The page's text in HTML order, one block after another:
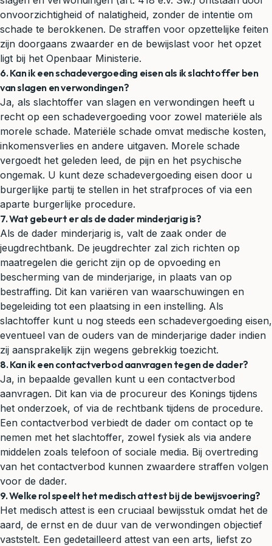
onvoorzichtigheid of nalatigheid, zonder de intentie om
schade te berokkenen. De straffen voor opzettelijke feiten
zijn doorgaans zwaarder en de bewijslast voor het opzet
ligt bij het Openbaar Ministerie.
6. Kan ik een schadevergoeding eisen als ik slachtoffer ben
van slagen en verwondingen?
Ja, als slachtoffer van slagen en verwondingen heeft u
recht op een schadevergoeding voor zowel materiële als
morele schade. Materiële schade omvat medische kosten,
inkomensverlies en andere uitgaven. Morele schade
vergoedt het geleden leed, de pijn en het psychische
ongemak. U kunt deze schadevergoeding eisen door u
burgerlijke partij te stellen in het strafproces of via een
aparte burgerlijke procedure.
7. Wat gebeurt er als de dader minderjarig is?
Als de dader minderjarig is, valt de zaak onder de
jeugdrechtbank. De jeugdrechter zal zich richten op
maatregelen die gericht zijn op de opvoeding en
bescherming van de minderjarige, in plaats van op
bestraffing. Dit kan variëren van waarschuwingen en
begeleiding tot een plaatsing in een instelling. Als
slachtoffer kunt u nog steeds een schadevergoeding eisen,
eventueel van de ouders van de minderjarige dader indien
zij aansprakelijk zijn wegens gebrekkig toezicht.
8. Kan ik een contactverbod aanvragen tegen de dader?
Ja, in bepaalde gevallen kunt u een contactverbod
aanvragen. Dit kan via de procureur des Konings tijdens
het onderzoek, of via de rechtbank tijdens de procedure.
Een contactverbod verbiedt de dader om contact op te
nemen met het slachtoffer, zowel fysiek als via andere
middelen zoals telefoon of sociale media. Bij overtreding
van het contactverbod kunnen zwaardere straffen volgen
voor de dader.
9. Welke rol speelt het medisch attest bij de bewijsvoering?
Het medisch attest is een cruciaal bewijsstuk omdat het de
aard, de ernst en de duur van de verwondingen objectief
vaststelt. Een gedetailleerd attest van een arts, liefst zo